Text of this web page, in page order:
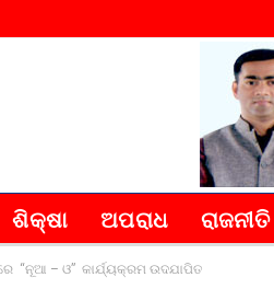
ଶିକ୍ଷା ଅପରାଧ ରାଜନୀତି
“ନୂଆ – ଓ” କାର୍ଯ୍ୟକ୍ରମ ଉଦଯାପିତ